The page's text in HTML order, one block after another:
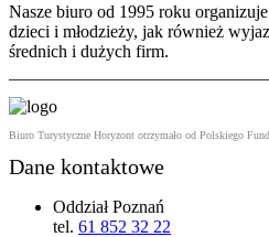
Nasze biuro od 1995 roku
dzieci i młodzieży, jak również
średnich i dużych firm.
Biuro Turystyczne Horyzont otrzymało od Polskiego
Dane kontaktowe
Oddział Poznań
tel. 61 852 32 22